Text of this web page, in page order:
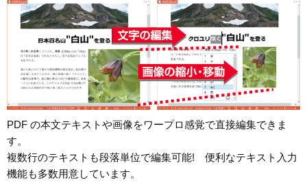
PDF の本文テキストや画像をワープロ感覚で直接編集できま
す。
複数行のテキストも段落単位で編集可能! 便利なテキスト入力
機能も多数用意しています。